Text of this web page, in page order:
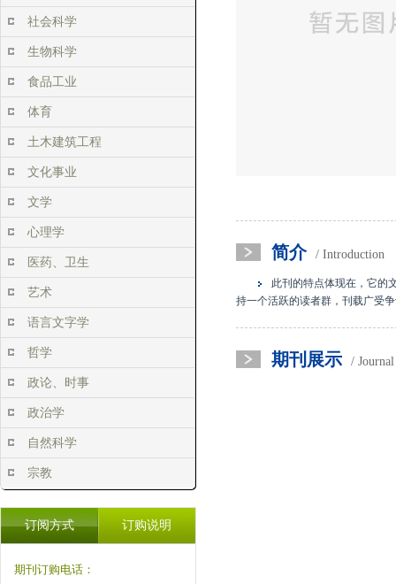
社会科学
生物科学
食品工业
体育
土木建筑工程
文化事业
文学
心理学
医药、卫生
艺术
语言文字学
哲学
政论、时事
政治学
自然科学
宗教
订阅方式 订购说明
期刊订购电话：
简介 / Introduction
此刊的特点体现在，它的
持一个活跃的读者群，刊载广受
期刊展示 /